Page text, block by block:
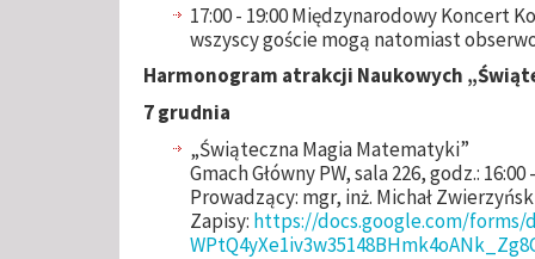
17:00 - 19:00 Międzynarodowy Koncert
wszyscy goście mogą natomiast
Harmonogram atrakcji Naukowych „
7 grudnia
„Świąteczna Magia Matematyki”
Gmach Główny PW, sala 226, godz.: 16:00
Prowadzący: mgr, inż. Michał
Zapisy: https://docs.google.com/forms/